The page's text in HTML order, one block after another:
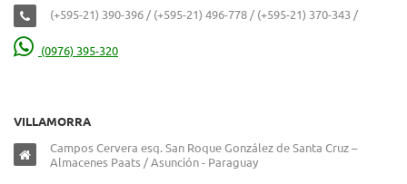
(+595-21) 390-396 / (+595-21) 496-778 / (+595-21) 370-343 /
(0976) 395-320
VILLAMORRA
Campos Cervera esq. San Roque González de Santa Cruz –
Almacenes Paats / Asunción - Paraguay